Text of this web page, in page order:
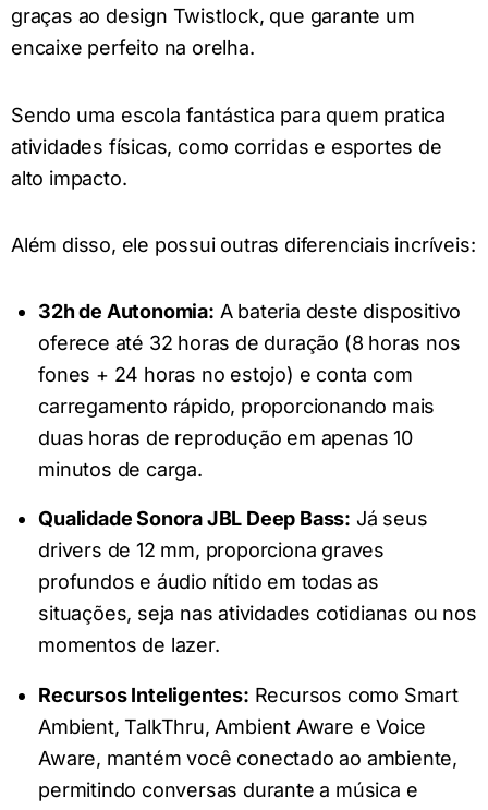
graças ao design Twistlock, que garante um
encaixe perfeito na orelha.
Sendo uma escola fantástica para quem pratica
atividades físicas, como corridas e esportes de
alto impacto.
Além disso, ele possui outras diferenciais incríveis:
32h de Autonomia: A bateria deste dispositivo
oferece até 32 horas de duração (8 horas nos
fones + 24 horas no estojo) e conta com
carregamento rápido, proporcionando mais
duas horas de reprodução em apenas 10
minutos de carga.
Qualidade Sonora JBL Deep Bass: Já seus
drivers de 12 mm, proporciona graves
profundos e áudio nítido em todas as
situações, seja nas atividades cotidianas ou nos
momentos de lazer.
Recursos Inteligentes: Recursos como Smart
Ambient, TalkThru, Ambient Aware e Voice
Aware, mantém você conectado ao ambiente,
permitindo conversas durante a música e